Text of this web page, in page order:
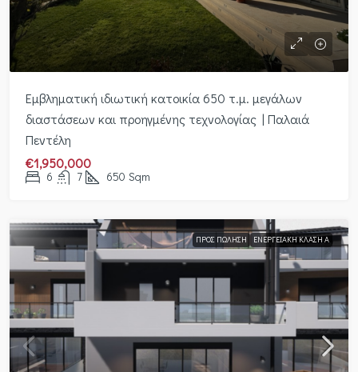
Εμβληματική ιδιωτική κατοικία 650 τ.μ. μεγάλων
διαστάσεων και προηγμένης τεχνολογίας | Παλαιά
Πεντέλη
€1,950,000
6 7 650 Sqm
ΠΡΟΣ ΠΏΛΗΣΗ ΕΝΕΡΓΕΙΑΚΉ ΚΛΆΣΗ Α